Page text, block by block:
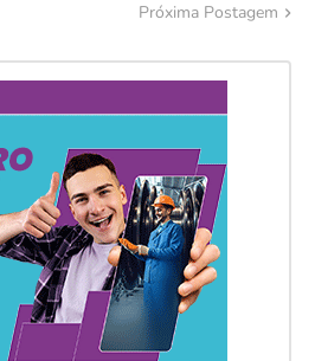
Próxima Postagem